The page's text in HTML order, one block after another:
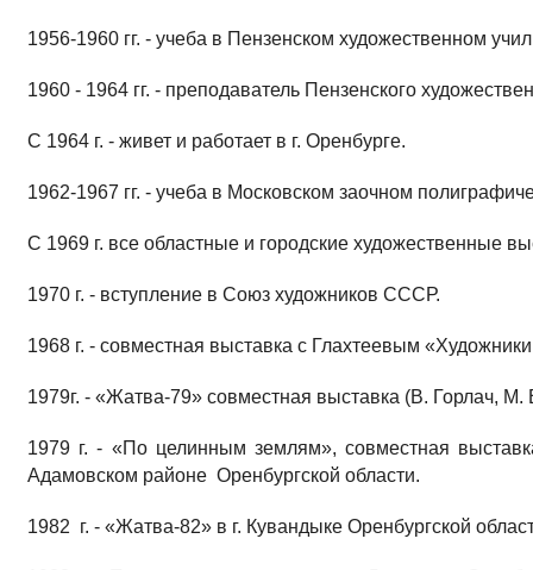
1956-1960 гг. - учеба в Пензенском художественном
1960 - 1964 гг. - преподаватель Пензенского
С 1964 г. - живет и работает в г. Оренбурге.
1962-1967 гг. - учеба в Московском заочном
С 1969 г. все областные и городские художественные
1970 г. - вступление в Союз художников СССР.
1968 г. - совместная выставка с Глахтеевым
1979г. - «Жатва-79» совместная выставка (В. Горлач,
1979 г. - «По целинным землям», совместная
Адамовском районе Оренбургской области.
1982 г. - «Жатва-82» в г. Кувандыке Оренбургской